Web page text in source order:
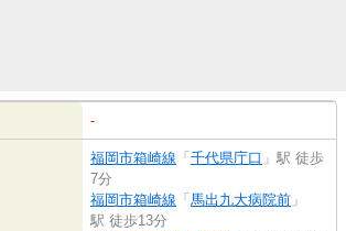
-
福岡市箱崎線 「 千代県庁口 」駅 徒歩
7分
福岡市箱崎線 「 馬出九大病院前 」
駅 徒歩13分